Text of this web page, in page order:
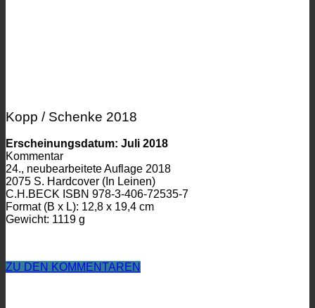
Kopp / Schenke 2018
Erscheinungsdatum: Juli 2018
Kommentar
24., neubearbeitete Auflage 2018
2075 S. Hardcover (In Leinen)
C.H.BECK ISBN 978-3-406-72535-7
Format (B x L): 12,8 x 19,4 cm
Gewicht: 1119 g
ZU DEN KOMMENTAREN